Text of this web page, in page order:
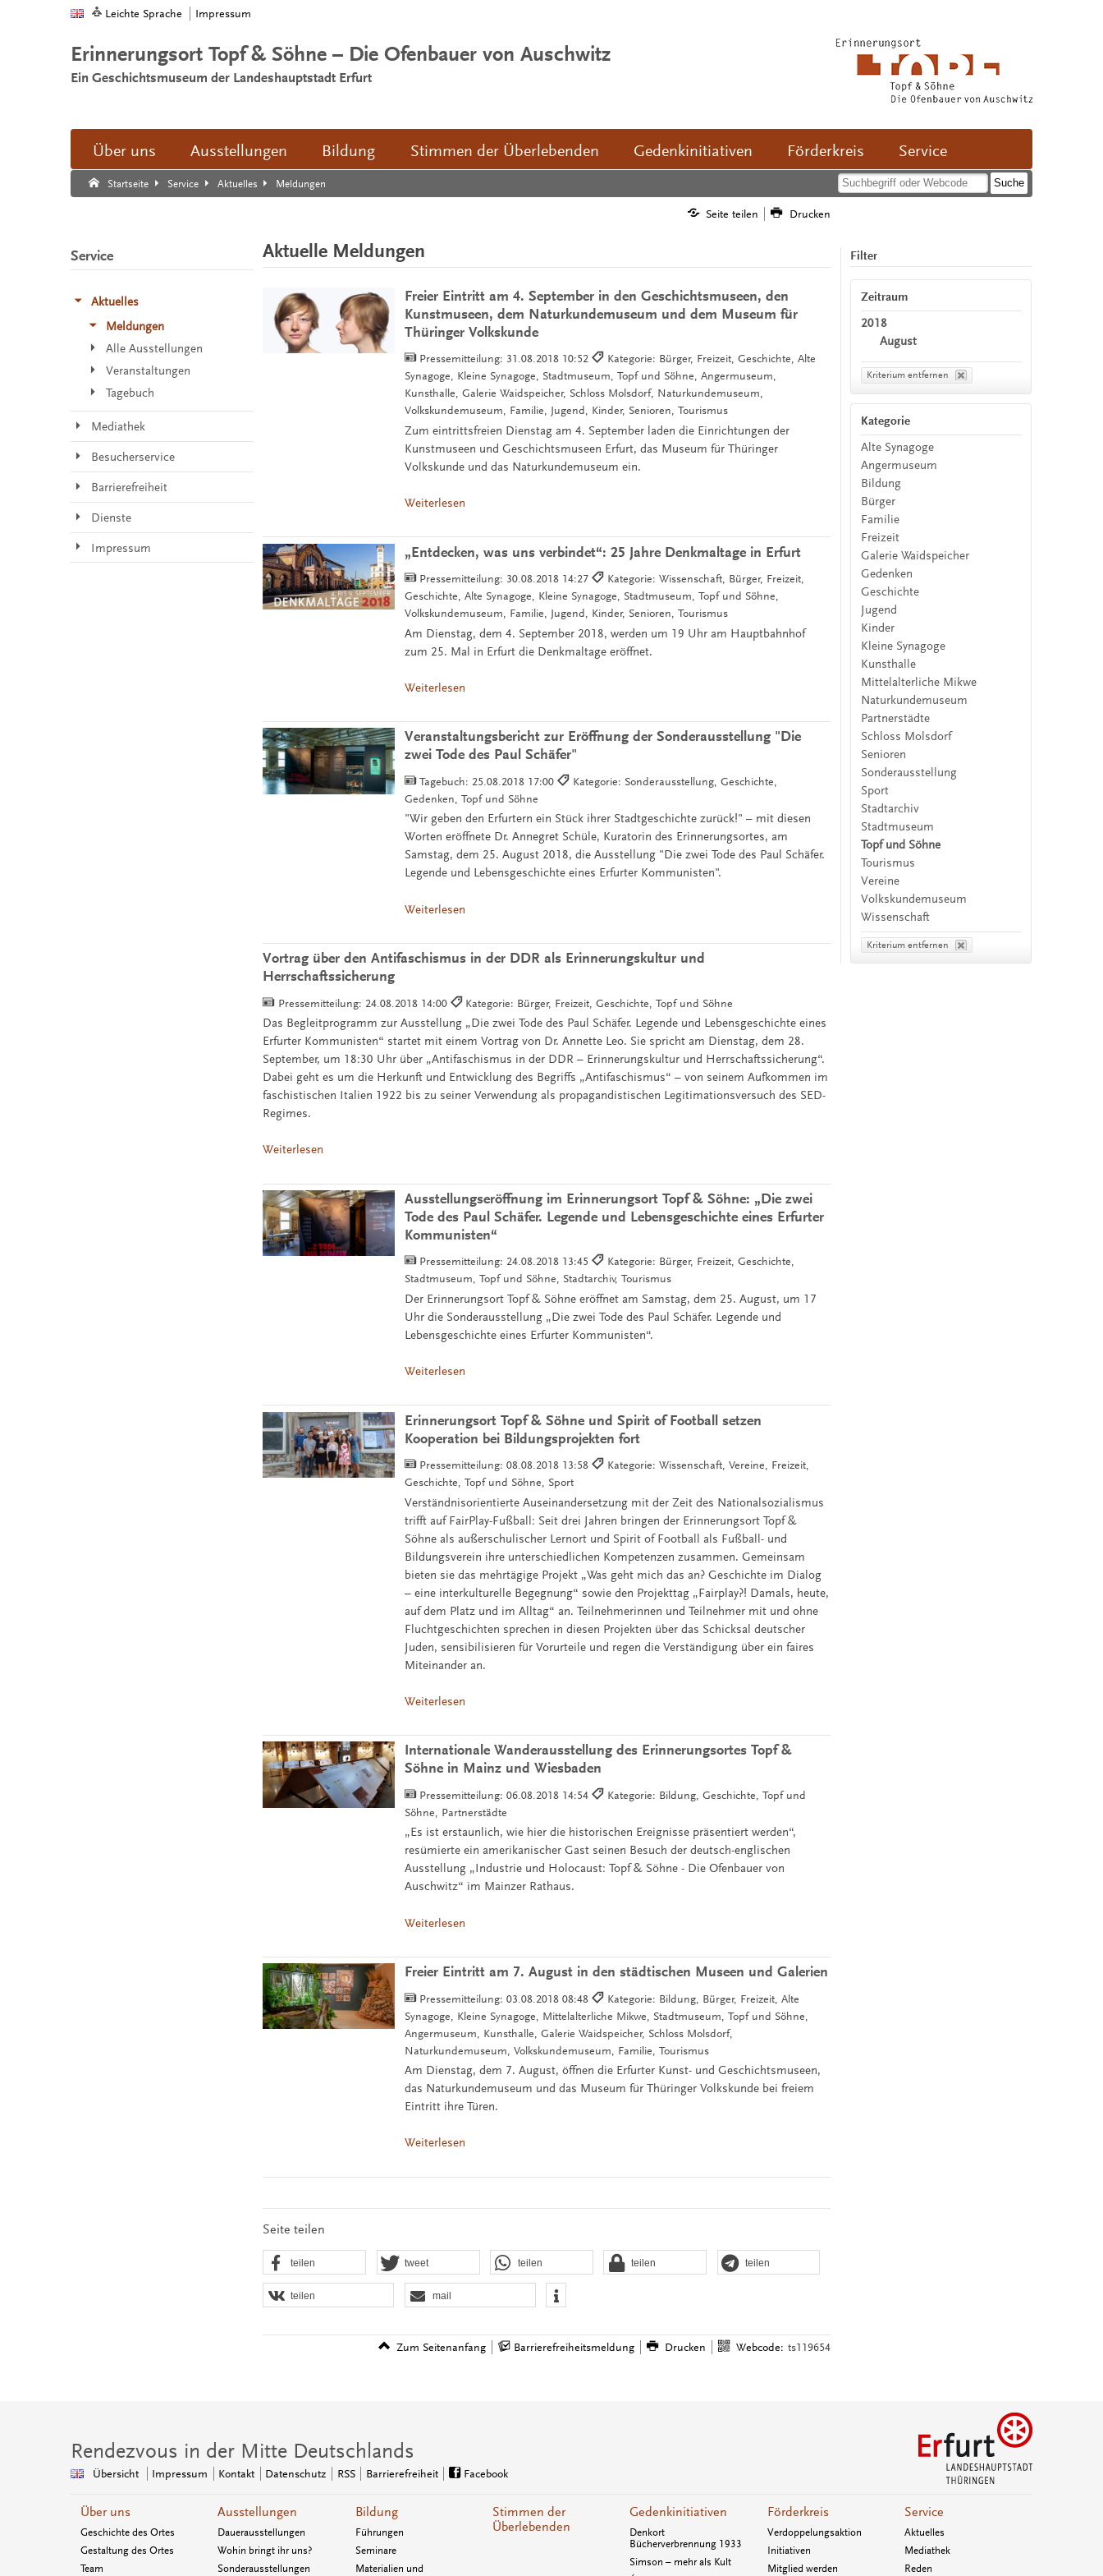
Leichte Sprache Impressum
Erinnerungsort Topf & Söhne – Die Ofenbauer von Auschwitz
Ein Geschichtsmuseum der Landeshauptstadt Erfurt
Über uns Ausstellungen Bildung Stimmen der Überlebenden Gedenkinitiativen Förderkreis Service
Startseite Service Aktuelles Meldungen
Suche:
Suche Ende.
Seite teilen Drucken
Aktuelle Meldungen
Freier Eintritt am 4. September in den Geschichtsmuseen, den
Kunstmuseen, dem Naturkundemuseum und dem Museum für
Thüringer Volkskunde
Pressemitteilung: 31.08.2018 10:52
Kategorie: Bürger, Freizeit, Geschichte, Alte
Synagoge, Kleine Synagoge, Stadtmuseum, Topf und Söhne, Angermuseum,
Kunsthalle, Galerie Waidspeicher, Schloss Molsdorf, Naturkundemuseum,
Volkskundemuseum, Familie, Jugend, Kinder, Senioren, Tourismus
Zum eintrittsfreien Dienstag am 4. September laden die Einrichtungen der
Kunstmuseen und Geschichtsmuseen Erfurt, das Museum für Thüringer
Volkskunde und das Naturkundemuseum ein.
Weiterlesen
„Entdecken, was uns verbindet“: 25 Jahre Denkmaltage in Erfurt
Pressemitteilung: 30.08.2018 14:27
Kategorie: Wissenschaft, Bürger, Freizeit,
Geschichte, Alte Synagoge, Kleine Synagoge, Stadtmuseum, Topf und Söhne,
Volkskundemuseum, Familie, Jugend, Kinder, Senioren, Tourismus
Am Dienstag, dem 4. September 2018, werden um 19 Uhr am Hauptbahnhof
zum 25. Mal in Erfurt die Denkmaltage eröffnet.
Weiterlesen
Veranstaltungsbericht zur Eröffnung der Sonderausstellung "Die
zwei Tode des Paul Schäfer"
Tagebuch: 25.08.2018 17:00
Kategorie: Sonderausstellung, Geschichte,
Gedenken, Topf und Söhne
"Wir geben den Erfurtern ein Stück ihrer Stadtgeschichte zurück!" – mit diesen
Worten eröffnete Dr. Annegret Schüle, Kuratorin des Erinnerungsortes, am
Samstag, dem 25. August 2018, die Ausstellung "Die zwei Tode des Paul Schäfer.
Legende und Lebensgeschichte eines Erfurter Kommunisten".
Weiterlesen
Vortrag über den Antifaschismus in der DDR als Erinnerungskultur und
Herrschaftssicherung
Pressemitteilung: 24.08.2018 14:00 Kategorie: Bürger, Freizeit, Geschichte, Topf und Söhne
Das Begleitprogramm zur Ausstellung „Die zwei Tode des Paul Schäfer. Legende und Lebensgeschichte eines
Erfurter Kommunisten“ startet mit einem Vortrag von Dr. Annette Leo. Sie spricht am Dienstag, dem 28.
September, um 18:30 Uhr über „Antifaschismus in der DDR – Erinnerungskultur und Herrschaftssicherung“.
Dabei geht es um die Herkunft und Entwicklung des Begriffs „Antifaschismus“ – von seinem Aufkommen im
faschistischen Italien 1922 bis zu seiner Verwendung als propagandistischen Legitimationsversuch des SED-
Regimes.
Weiterlesen
Ausstellungseröffnung im Erinnerungsort Topf & Söhne: „Die zwei
Tode des Paul Schäfer. Legende und Lebensgeschichte eines Erfurter
Kommunisten“
Pressemitteilung: 24.08.2018 13:45
Kategorie: Bürger, Freizeit, Geschichte,
Stadtmuseum, Topf und Söhne, Stadtarchiv, Tourismus
Der Erinnerungsort Topf & Söhne eröffnet am Samstag, dem 25. August, um 17
Uhr die Sonderausstellung „Die zwei Tode des Paul Schäfer. Legende und
Lebensgeschichte eines Erfurter Kommunisten“.
Weiterlesen
Erinnerungsort Topf & Söhne und Spirit of Football setzen
Kooperation bei Bildungsprojekten fort
Pressemitteilung:08.08.2018 13:58
Kategorie: Wissenschaft, Vereine, Freizeit,
Geschichte, Topf und Söhne, Sport
Verständnisorientierte Auseinandersetzung mit der Zeit des Nationalsozialismus
trifft auf FairPlay-Fußball: Seit drei Jahren bringen der Erinnerungsort Topf &
Söhne als außerschulischer Lernort und Spirit of Football als Fußball- und
Bildungsverein ihre unterschiedlichen Kompetenzen zusammen. Gemeinsam
bieten sie das mehrtägige Projekt „Was geht mich das an? Geschichte im Dialog
– eine interkulturelle Begegnung“ sowie den Projekttag „Fairplay?! Damals, heute,
auf dem Platz und im Alltag“ an. Teilnehmerinnen und Teilnehmer mit und ohne
Fluchtgeschichten sprechen in diesen Projekten über das Schicksal deutscher
Juden, sensibilisieren für Vorurteile und regen die Verständigung über ein faires
Miteinander an.
Weiterlesen
Internationale Wanderausstellung des Erinnerungsortes Topf &
Söhne in Mainz und Wiesbaden
Pressemitteilung:06.08.2018 14:54
Kategorie: Bildung, Geschichte, Topf und
Söhne, Partnerstädte
„Es ist erstaunlich, wie hier die historischen Ereignisse präsentiert werden“,
resümierte ein amerikanischer Gast seinen Besuch der deutsch-englischen
Ausstellung „Industrie und Holocaust: Topf & Söhne - Die Ofenbauer von
Auschwitz“ im Mainzer Rathaus.
Weiterlesen
Freier Eintritt am 7. August in den städtischen Museen und Galerien
Pressemitteilung:03.08.2018 08:48
Kategorie: Bildung, Bürger, Freizeit, Alte
Synagoge, Kleine Synagoge, Mittelalterliche Mikwe, Stadtmuseum, Topf und Söhne,
Angermuseum, Kunsthalle, Galerie Waidspeicher, Schloss Molsdorf,
Naturkundemuseum, Volkskundemuseum, Familie, Tourismus
Am Dienstag, dem 7. August, öffnen die Erfurter Kunst- und Geschichtsmuseen,
das Naturkundemuseum und das Museum für Thüringer Volkskunde bei freiem
Eintritt ihre Türen.
Weiterlesen
Seite teilen
teilen tweet teilen teilen teilen
teilen mail
Zum Seitenanfang Barrierefreiheitsmeldung Drucken Webcode: ts119654
Filter
Zeitraum
2018
August
Kriterium entfernen
Kategorie
Alte Synagoge
Angermuseum
Bildung
Bürger
Familie
Freizeit
Galerie Waidspeicher
Gedenken
Geschichte
Jugend
Kinder
Kleine Synagoge
Kunsthalle
Mittelalterliche Mikwe
Naturkundemuseum
Partnerstädte
Schloss Molsdorf
Senioren
Sonderausstellung
Sport
Stadtarchiv
Stadtmuseum
Topf und Söhne
Tourismus
Vereine
Volkskundemuseum
Wissenschaft
Kriterium entfernen
Service
Aktuelles
Meldungen
Alle Ausstellungen
Veranstaltungen
Tagebuch
Mediathek
Besucherservice
Barrierefreiheit
Dienste
Impressum
Rendezvous in der Mitte Deutschlands
Übersicht Impressum Kontakt Datenschutz RSS Barrierefreiheit Facebook
Über uns
Geschichte des Ortes
Gestaltung des Ortes
Team
Ausstellungen
Dauerausstellungen
Wohin bringt ihr uns?
Sonderausstellungen
Bildung
Führungen
Seminare
Materialien und
Stimmen der
Überlebenden
Gedenkinitiativen
Denkort
Bücherverbrennung 1933
Simson – mehr als Kult
Förderkreis
Verdoppelungsaktion
Initiativen
Mitglied werden
Service
Aktuelles
Mediathek
Reden